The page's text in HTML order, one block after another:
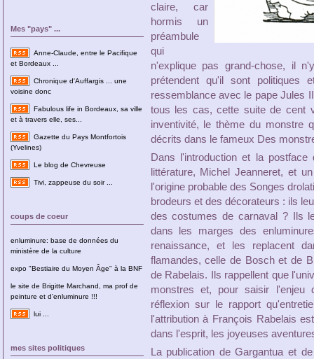
Mes "pays" ...
Anne-Claude, entre le Pacifique
et Bordeaux ...
Chronique d'Auffargis ... une
voisine donc
Fabulous life in Bordeaux, sa ville
et à travers elle, ses...
Gazette du Pays Montfortois
(Yvelines)
Le blog de Chevreuse
Tivi, zappeuse du soir ...
coups de coeur
enluminure: base de données du
ministère de la culture
expo "Bestiaire du Moyen Âge" à la BNF
le site de Brigitte Marchand, ma prof de
peinture et d'enluminure !!!
lui ...
mes sites politiques
claire, car
hormis un
préambule
qui
n'explique pas grand-chose, il
prétendent qu'il sont politiques
ressemblance avec le pape Jules
tous les cas, cette suite de cent
inventivité, le thème du monstre
décrits dans le fameux Des
Dans l'introduction et la
littérature, Michel Jeanneret, et
l'origine probable des Songes
brodeurs et des décorateurs : ils
des costumes de carnaval ? Ils
dans les marges des
renaissance, et les replacent
flamandes, celle de Bosch et de
de Rabelais. Ils rappellent que
monstres et, pour saisir l'enjeu
réflexion sur le rapport
l'attribution à François Rabelais
dans l'esprit, les joyeuses
La publication de Gargantua et